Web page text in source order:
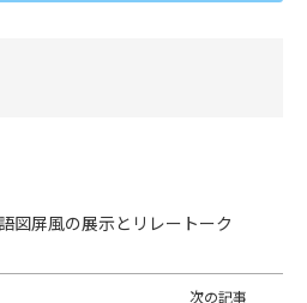
図屏風の展示とリレートーク
次の記事